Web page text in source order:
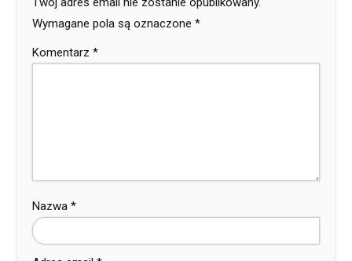
Wymagane pola są oznaczone *
Komentarz *
Nazwa *